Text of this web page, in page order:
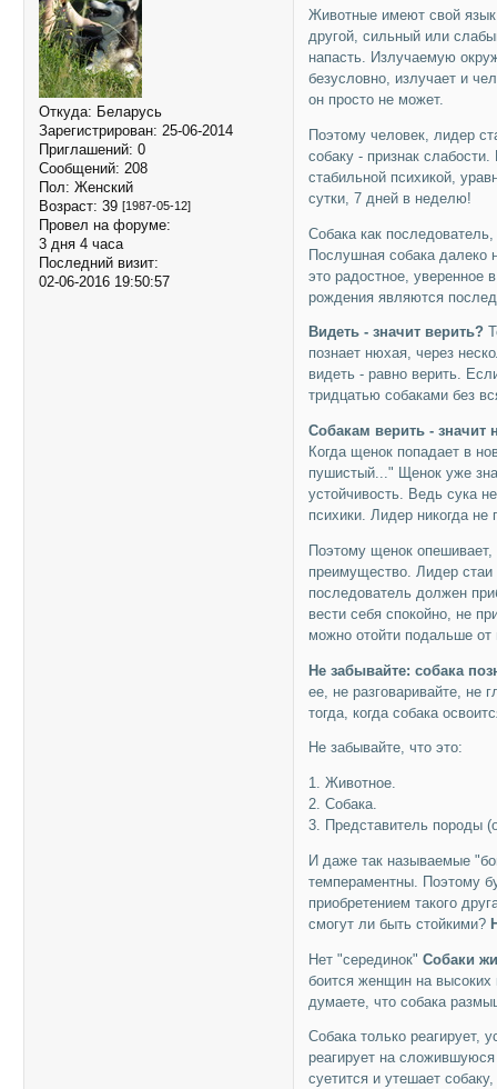
Откуда: Беларусь
Зарегистрирован: 25-06-2014
Приглашений: 0
Сообщений: 208
Пол: Женский
Возраст: 39 [1987-05-12]
Провел на форуме:
3 дня 4 часа
Последний визит:
02-06-2016 19:50:57
Животные имеют свой язык
другой, сильный или
напасть. Излучаемую
безусловно, излучает и
он просто не может.
Поэтому человек, лидер
собаку - признак
стабильной психикой,
сутки, 7 дней в неделю!
Собака как
Послушная собака далеко
это радостное, уверенное
рождения являются
Видеть - значит верить?
познает нюхая, через
видеть - равно верить.
тридцатью собаками без
Собакам верить - значит
Когда щенок попадает в
пушистый..." Щенок уже
устойчивость. Ведь сука
психики. Лидер никогда
Поэтому щенок
преимущество. Лидер стаи
последователь должен
вести себя спокойно, не
можно отойти подальше от
Не забывайте: собака
ее, не разговаривайте, не
тогда, когда собака
Не забывайте, что это:
1. Животное.
2. Собака.
3. Представитель породы
И даже так называемые
темпераментны. Поэтому
приобретением такого
смогут ли быть стойкими?
Нет "серединок"Собаки
боится женщин на высоких
думаете, что собака
Собака только
реагирует на
суетится и утешает